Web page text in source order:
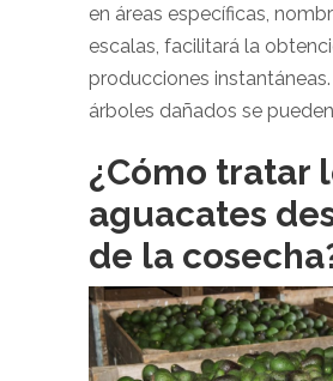
en áreas específicas,
escalas, facilitará la
producciones
árboles dañados se
¿Cómo tratar
aguacates
de la